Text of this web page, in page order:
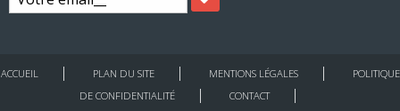
ACCUEIL PLAN DU SITE MENTIONS LÉGALES
POLITIQUE
DE CONFIDENTIALITÉ
CONTACT